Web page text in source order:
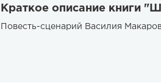
Краткое описание книги
Повесть-сценарий Василия